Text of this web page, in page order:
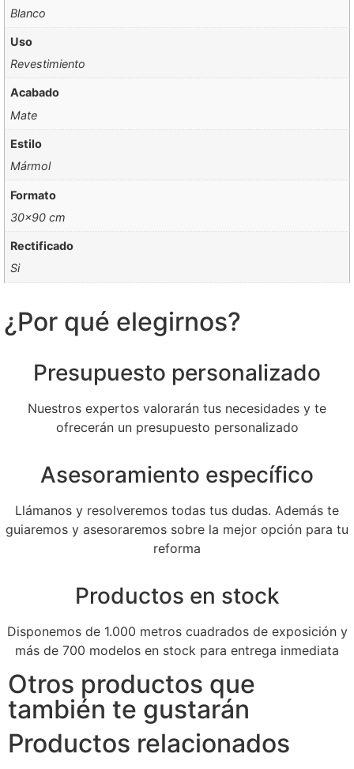
Blanco
Uso
Revestimiento
Acabado
Mate
Estilo
Mármol
Formato
30×90 cm
Rectificado
Si
¿Por qué elegirnos?
Presupuesto personalizado
Nuestros expertos valorarán tus necesidades y te
ofrecerán un presupuesto personalizado
Asesoramiento específico
Llámanos y resolveremos todas tus dudas. Además te
guiaremos y asesoraremos sobre la mejor opción para tu
reforma
Productos en stock
Disponemos de 1.000 metros cuadrados de exposición y
más de 700 modelos en stock para entrega inmediata
Otros productos que
también te gustarán
Productos relacionados